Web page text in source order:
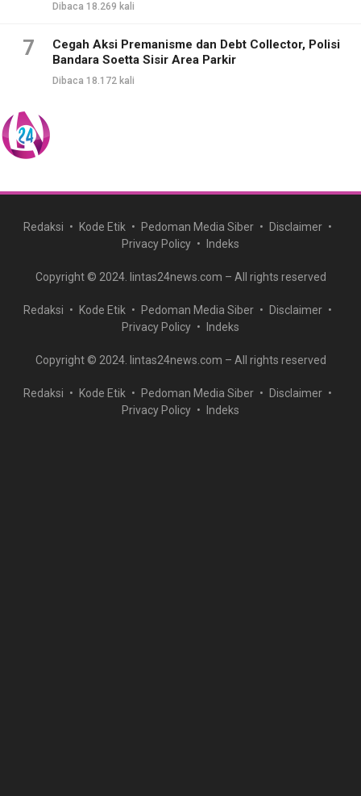
Dibaca 18.269 kali
7
Cegah Aksi Premanisme dan Debt Collector, Polisi
Bandara Soetta Sisir Area Parkir
Dibaca 18.172 kali
Redaksi Kode Etik Pedoman Media Siber
Disclaimer
Privacy Policy
Indeks
Copyright © 2024. lintas24news.com – All rights reserved
Redaksi Kode Etik Pedoman Media Siber
Disclaimer
Privacy Policy
Indeks
Copyright © 2024. lintas24news.com – All rights reserved
Redaksi Kode Etik Pedoman Media Siber
Disclaimer
Privacy Policy
Indeks